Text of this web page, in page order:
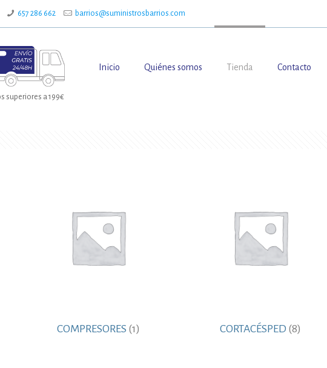
657 286 662 barrios@suministrosbarrios.com
superiores a 199€
Inicio Quiénes somos Tienda Contacto
COMPRESORES (1) CORTACÉSPED (8)